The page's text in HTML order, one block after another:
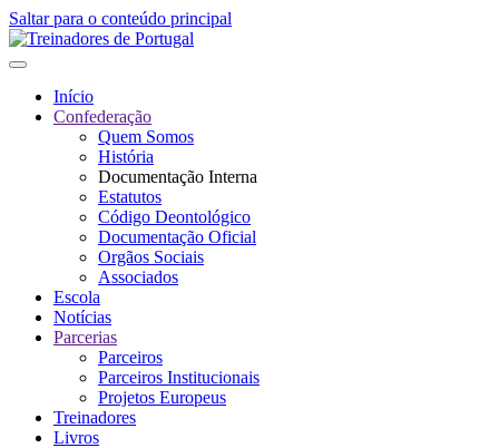
Saltar para o conteúdo principal
Início
Confederação
Quem Somos
História
Documentação Interna
Estatutos
Código Deontológico
Documentação Oficial
Orgãos Sociais
Associados
Escola
Notícias
Parcerias
Parceiros
Parceiros Institucionais
Projetos Europeus
Treinadores
Livros